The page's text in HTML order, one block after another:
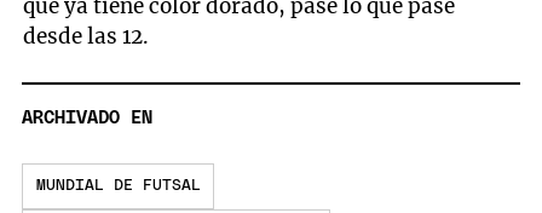
que ya tiene color dorado, pase lo que pase
desde las 12.
ARCHIVADO EN
MUNDIAL DE FUTSAL